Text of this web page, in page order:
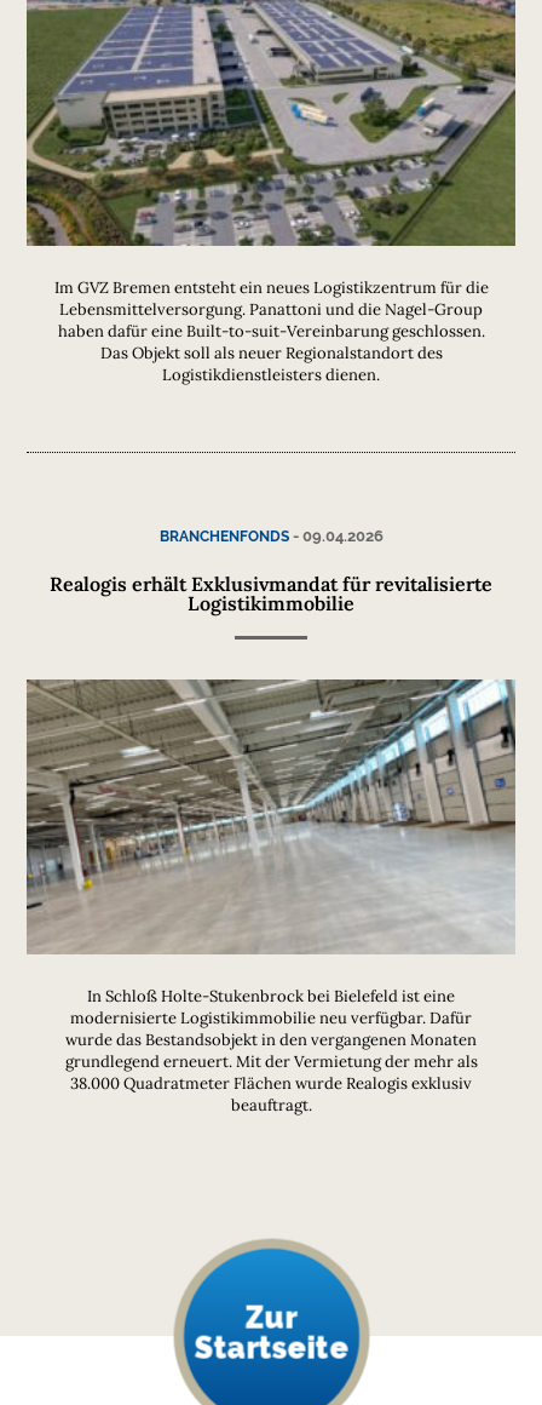
Im GVZ Bremen entsteht ein neues Logistikzentrum für die
Lebensmittelversorgung. Panattoni und die Nagel-Group
haben dafür eine Built-to-suit-Vereinbarung geschlossen.
Das Objekt soll als neuer Regionalstandort des
Logistikdienstleisters dienen.
BRANCHENFONDS- 09.04.2026
Realogis erhält Exklusivmandat für revitalisierte
Logistikimmobilie
In Schloß Holte-Stukenbrock bei Bielefeld ist eine
modernisierte Logistikimmobilie neu verfügbar. Dafür
wurde das Bestandsobjekt in den vergangenen Monaten
grundlegend erneuert. Mit der Vermietung der mehr als
38.000 Quadratmeter Flächen wurde Realogis exklusiv
beauftragt.
Zur
Startseite